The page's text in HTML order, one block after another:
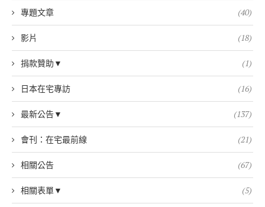
專題文章 (40)
影片 (18)
捐款贊助▼ (1)
日本在宅專訪 (16)
最新公告▼ (137)
會刊：在宅最前線 (21)
相關公告 (67)
相關表單▼ (5)